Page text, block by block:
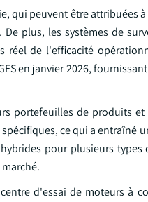
qui peuvent être attribuées
plus, les systèmes de
de l'efficacité
en janvier 2026,
portefeuilles de produits
ce qui a entraîné
pour plusieurs
d'essai de moteurs à